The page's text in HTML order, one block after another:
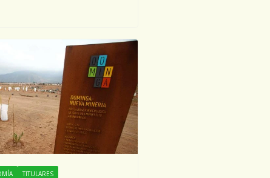
TITULARES